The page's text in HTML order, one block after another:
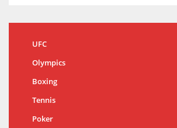
UFC
Olympics
Boxing
Tennis
Poker